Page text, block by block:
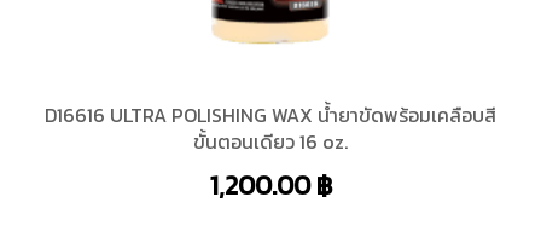
D16616 ULTRA POLISHING WAX น้ำยาขัดพร้อมเคลือบสี
ขั้นตอนเดียว 16 oz.
1,200.00฿